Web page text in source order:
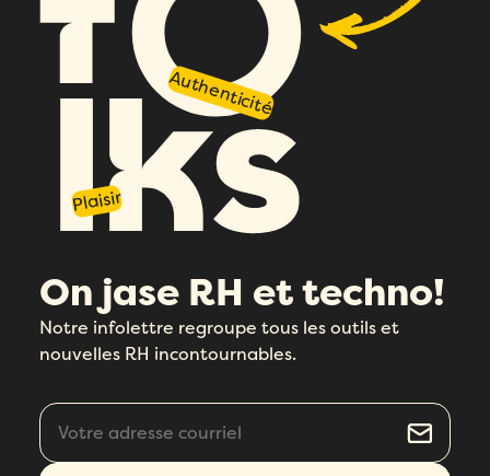
Authenticité
Plaisir
On jase RH et techno!
Notre infolettre regroupe tous les outils et
nouvelles RH incontournables.